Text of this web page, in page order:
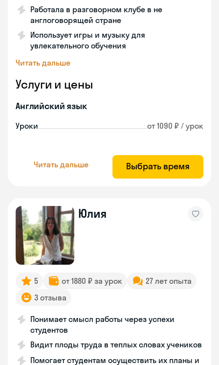
Работала в разговорном клубе в не
англоговорящей стране
Использует игры и музыку для
увлекательного обучения
Читать дальше
Услуги и цены
Английский язык
Уроки от 1090 ₽ / урок
Читать дальше Выбрать время
Юлия
5 от 1880 ₽ за урок
27 лет опыта
3 отзыва
Понимает смысл работы через успехи
студентов
Видит плоды труда в теплых словах учеников
Помогает студентам осуществить их планы и